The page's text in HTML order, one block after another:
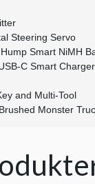
Steering Servo
Smart NiMH
C Smart Charger
and Multi-Tool
Monster